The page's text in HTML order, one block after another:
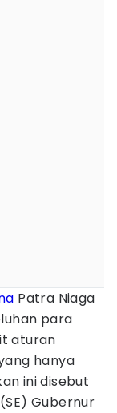
Patra Niaga
para
aturan
hanya
ini disebut
Gubernur